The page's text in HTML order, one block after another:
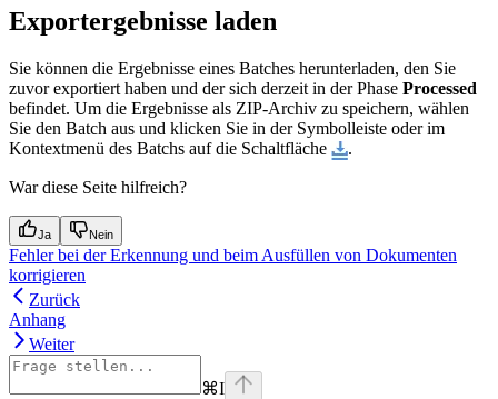
Exportergebnisse laden
Sie können die Ergebnisse eines Batches herunterladen, den Sie
zuvor exportiert haben und der sich derzeit in der Phase Processed
befindet. Um die Ergebnisse als ZIP-Archiv zu speichern, wählen
Sie den Batch aus und klicken Sie in der Symbolleiste oder im
Kontextmenü des Batchs auf die Schaltfläche
.
War diese Seite hilfreich?
Ja Nein
Fehler bei der Erkennung und beim Ausfüllen von Dokumenten
korrigieren
Zurück
Anhang
Weiter
⌘I